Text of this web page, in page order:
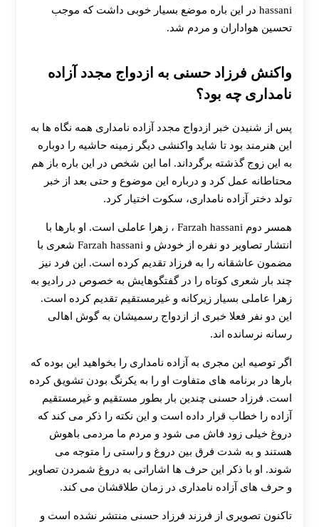
hassani در این باره موضع بسیار خوبی داشت که موجب
تحسین هواداران و مردم شد.
واکنش فرزاد حسنی به ازدواج مجدد آزاده
نامداری چه بود؟
پس از شنیدن خبر ازدواج مجدد آزاده نامداری همه نگاه ها به
این هنرمند بود تا شاید واکنشی دیگر زمینه حاشیه را دوباره
به این زوج گذشته برگرداند. اما این شخص در این باره باز هم
محتاطانه عمل کرد و درباره این موضوع و حتی بعد از خبر
تولد دختر آزاده نامداری، سکوت اختیار کرد.
همسر دوم Farzah hassani ، زهرا عاملی است. او بارها با
انتشار تصاویر دو نفره از خودش و Farzah hassani شعری با
مضمون عاشقانه را به فرزاد تقدیم کرده است. این فرد نیز
چند بار شعری کوتاه را در گفتگوهایش به خصوص در رادیو به
زهرا عاملی بسیار زیرکانه و غیرمستقیم تقدیم کرده است.
این دو نفر فعلا خبری از ازدواج رسمیشان به گوش اهالی
رسانه نرسانده اند.
اگر توصیه این مجری به آزاده نامداری را بخواهید این بوده که
بارها در برنامه های متفاوت او را به یکرنگ بودن تشویق کرده
است. فرزاد حسنی چندین بار بطور مستقیم و غیرمستقیم
آزاده را خطاب قرار داده است و این نکته را ذکر می کند که
دروغ خیلی زود فاش می شود و مردم ما مردمی باهوش
هستند و به شدت فرق بین دروغ و راستی را متوجه می
شوند. او با ذکر این حرف ها اشاراتی به دروغ شمردن تصاویر
و حرف های آزاده نامداری در زمان طلاقشان می کند.
تاکنون تصویری از فرزند فرزاد حسنی منتشر نشده است و